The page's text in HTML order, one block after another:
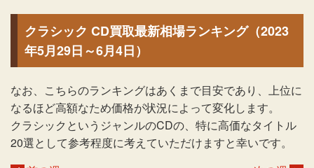
クラシック CD買取最新相場ランキング（2023
年5月29日～6月4日）
なお、こちらのランキングはあくまで目安であり、上位に
なるほど高額なため価格が状況によって変化します。
クラシックというジャンルのCDの、特に高価なタイトル
20選として参考程度に考えていただけますと幸いです。